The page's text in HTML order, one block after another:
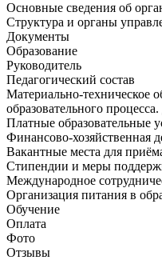
Основные сведения об
Структура и органы
Документы
Образование
Руководитель
Педагогический состав
Материально-техническое
образовательного
Платные образовательные
Финансово-хозяйственная
Вакантные места для
Стипендии и меры
Международное
Организация питания в
Обучение
Оплата
Фото
Отзывы